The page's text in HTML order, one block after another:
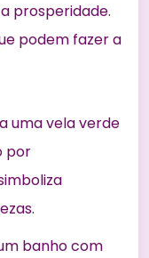
prosperidade.
podem fazer a
uma vela verde
por
banho com